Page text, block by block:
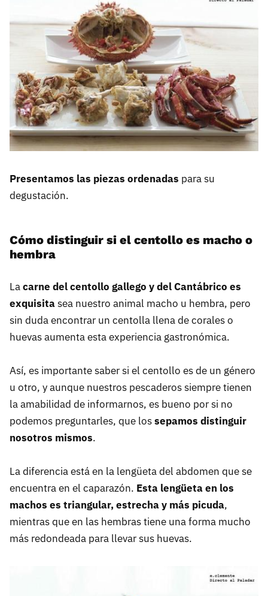
Presentamos las piezas ordenadas para su
degustación.
Cómo distinguir si el centollo es macho o
hembra
Lacarne del centollo gallego y del Cantábrico es
exquisitasea nuestro animal macho u hembra, pero
sin duda encontrar un centolla llena de corales o
huevas aumenta esta experiencia gastronómica.
Así, es importante saber si el centollo es de un género
u otro, y aunque nuestros pescaderos siempre tienen
la amabilidad de informarnos, es bueno por si no
podemos preguntarles, que lossepamos distinguir
nosotros mismos.
La diferencia está en la lengüeta del abdomen que se
encuentra en el caparazón. Esta lengüeta en los
machos es triangular, estrecha y más picuda,
mientras que en las hembras tiene una forma mucho
más redondeada para llevar sus huevas.